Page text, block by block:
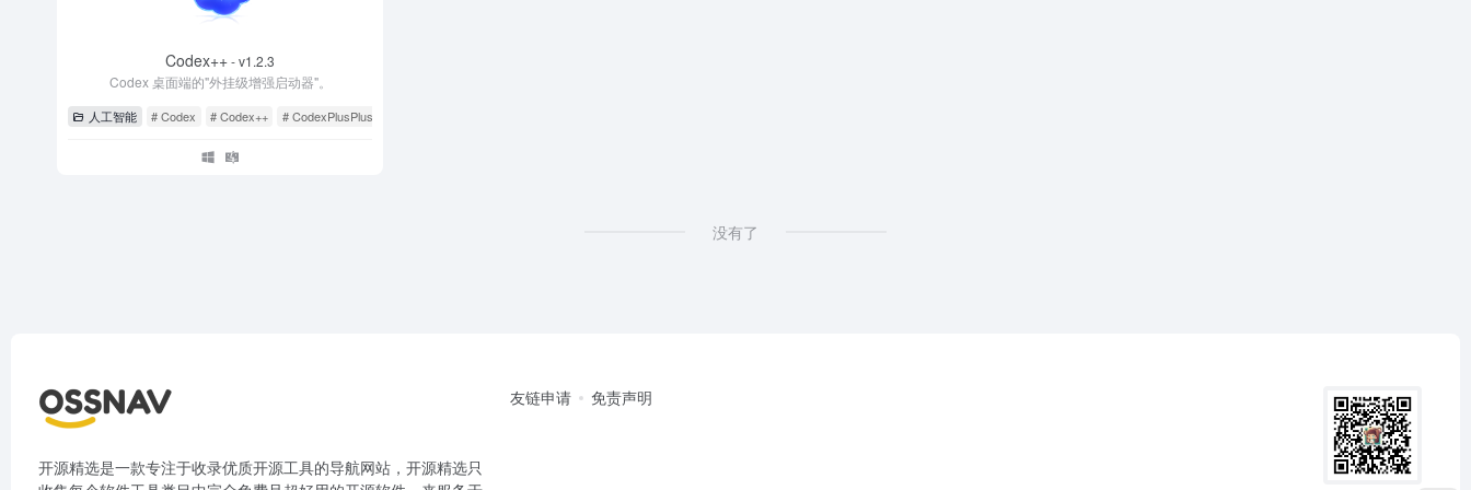
Codex++- v1.2.3
Codex 桌面端的"外挂级增强启动器"。
人工智能 # Codex # Codex++ # CodexPlusPlus
没有了
开源精选是一款专注于收录优质开源工具的导航网站，开源精选只
友链申请 免责声明